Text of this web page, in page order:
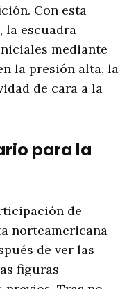
Con esta
la escuadra
mediante
la presión alta, la
de cara a la
para la
de
norteamericana
de ver las
figuras